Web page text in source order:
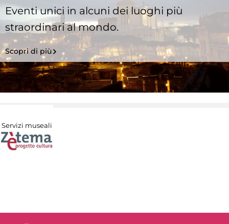
Eventi unici in alcuni dei luoghi più
straordinari al mondo.
Scopri di più
Servizi museali